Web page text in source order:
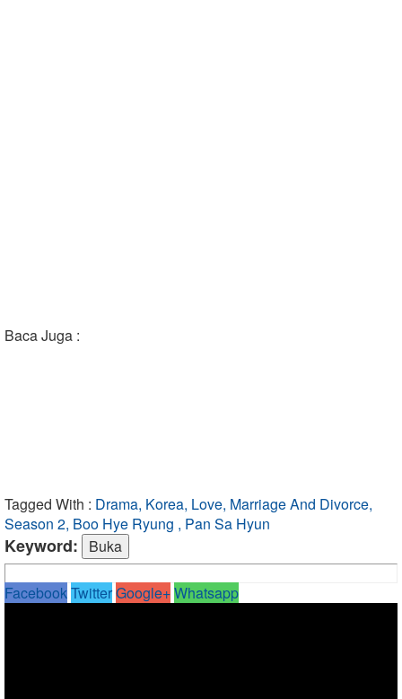
Baca Juga :
Tagged With : Drama, Korea, Love, Marriage And Divorce,
Season 2, Boo Hye Ryung , Pan Sa Hyun
Keyword:
FacebookTwitterGoogle+Whatsapp